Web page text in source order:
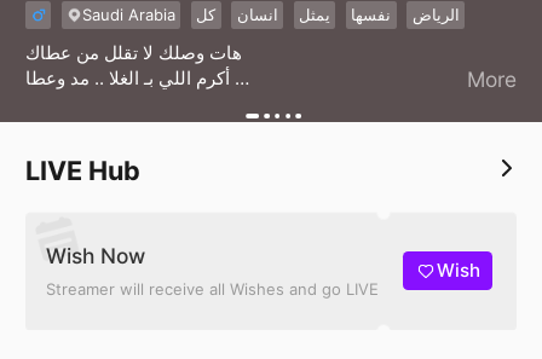
Saudi Arabia كل انسان يمثل نفسها الرياض
هات وصلك لا تقلل من عطاك
أكرم اللي بـ الغلا .. مد وعطا
هات وصلك لين يكتب لي لقاك
More
LIVE Hub
Wish Now
Streamer will receive all Wishes and go LIVE
Wish